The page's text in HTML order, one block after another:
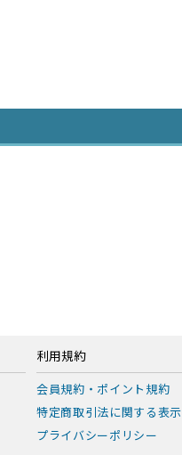
利用規約
会員規約・ポイント規約
特定商取引法に関する表示
プライバシーポリシー